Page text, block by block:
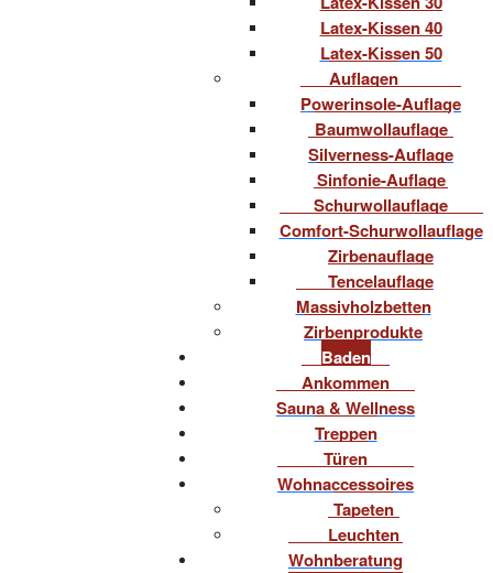
Latex-Kissen 40
Latex-Kissen 50
Auflagen
Powerinsole-Auflage
Baumwollauflage
Silverness-Auflage
Sinfonie-Auflage
Schurwollauflage
Comfort-Schurwollauflage
Zirbenauflage
Tencelauflage
Massivholzbetten
Zirbenprodukte
Baden
Ankommen
Sauna & Wellness
Treppen
Türen
Wohnaccessoires
Tapeten
Leuchten
Wohnberatung